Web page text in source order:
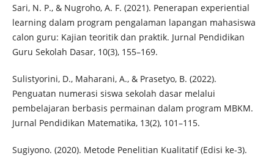
Sari, N. P., & Nugroho, A. F. (2021). Penerapan experiential
learning dalam program pengalaman lapangan mahasiswa
calon guru: Kajian teoritik dan praktik. Jurnal Pendidikan
Guru Sekolah Dasar, 10(3), 155–169.
Sulistyorini, D., Maharani, A., & Prasetyo, B. (2022).
Penguatan numerasi siswa sekolah dasar melalui
pembelajaran berbasis permainan dalam program MBKM.
Jurnal Pendidikan Matematika, 13(2), 101–115.
Sugiyono. (2020). Metode Penelitian Kualitatif (Edisi ke-3).